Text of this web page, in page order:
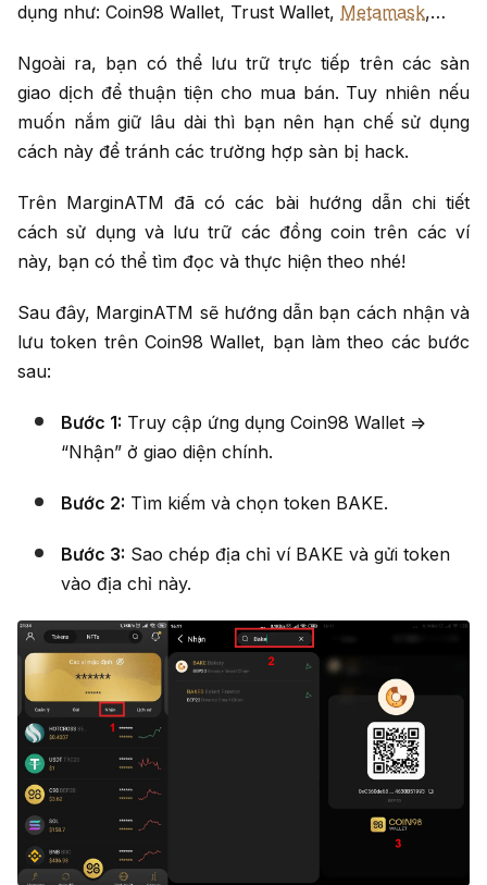
dụng như: Coin98 Wallet, Trust Wallet, Metamask,…
Ngoài ra, bạn có thể lưu trữ trực tiếp trên các sàn
giao dịch để thuận tiện cho mua bán. Tuy nhiên nếu
muốn nắm giữ lâu dài thì bạn nên hạn chế sử dụng
cách này để tránh các trường hợp sàn bị hack.
Trên MarginATM đã có các bài hướng dẫn chi tiết
cách sử dụng và lưu trữ các đồng coin trên các ví
này, bạn có thể tìm đọc và thực hiện theo nhé!
Sau đây, MarginATM sẽ hướng dẫn bạn cách nhận và
lưu token trên Coin98 Wallet, bạn làm theo các bước
sau:
Bước 1: Truy cập ứng dụng Coin98 Wallet =>
“Nhận” ở giao diện chính.
Bước 2: Tìm kiếm và chọn token BAKE.
Bước 3: Sao chép địa chỉ ví BAKE và gửi token
vào địa chỉ này.